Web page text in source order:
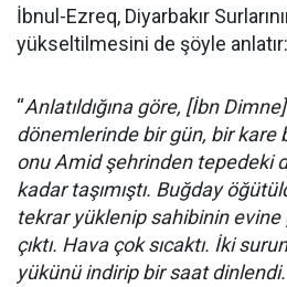
İbnul-Ezreq, Diyarbakır
yükseltilmesini de şöyle anlatır:
“Anlatıldığına göre, [İbn
dönemlerinde bir gün, bir kare
onu Amid şehrinden tepedeki
kadar taşımıştı. Buğday
tekrar yüklenip sahibinin
çıktı. Hava çok sıcaktı. İki
yükünü indirip bir saat